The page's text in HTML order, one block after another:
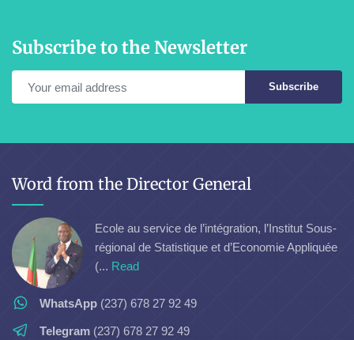
Subscribe to the Newsletter
Subscribe
Word from the Director General
Ecole au service de l’intégration, l’Institut Sous-
régional de Statistique et d’Economie Appliquée
(... Read
WhatsApp (237) 678 27 92 49
Telegram (237) 678 27 92 49